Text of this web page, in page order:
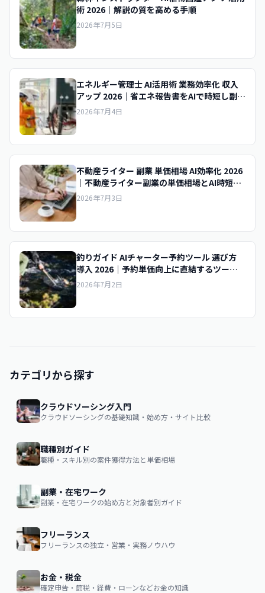
術 2026｜解説の質を高める手順
2026年7月5日
エネルギー管理士 AI活用術 業務効率化 収入
アップ 2026｜省エネ報告書をAIで時短し副業
収入を底上げする実践術
2026年7月4日
不動産ライター 副業 単価相場 AI効率化 2026
｜不動産ライター副業の単価相場とAI時短で
時給を上げるコツ
2026年7月3日
釣りガイド AIチャーター予約ツール 選び方
導入 2026｜予約単価向上に直結するツール
の選定基準
2026年7月2日
カテゴリから探す
クラウドソーシング入門
クラウドソーシングの基礎知識・始め方・サイト比較
職種別ガイド
職種・スキル別の案件獲得方法と単価相場
副業・在宅ワーク
副業・在宅ワークの始め方と対象者別ガイド
フリーランス
フリーランスの独立・営業・実務ノウハウ
お金・税金
確定申告・節税・経費・ローンなどお金の知識